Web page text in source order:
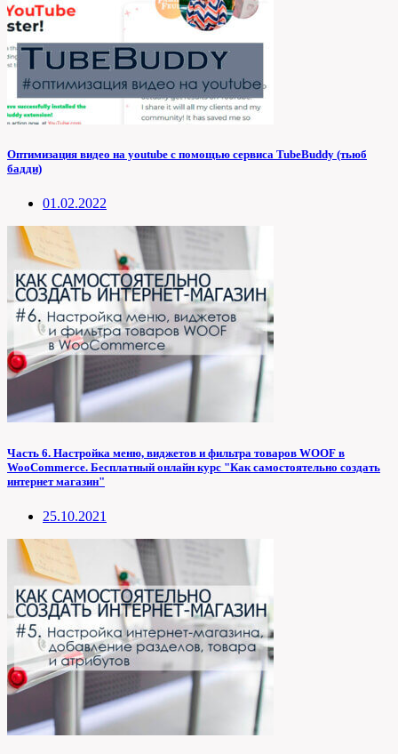
Оптимизация видео на youtube с помощью сервиса TubeBuddy (тьюб
бадди)
01.02.2022
Часть 6. Настройка меню, виджетов и фильтра товаров WOOF в
WooCommerce. Бесплатный онлайн курс "Как самостоятельно создать
интернет магазин"
25.10.2021